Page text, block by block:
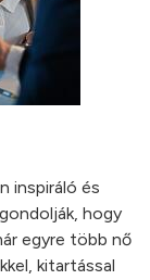
inspiráló és
hogy
egyre több nő
kitartással